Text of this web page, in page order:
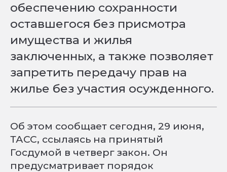
обеспечению сохранности
оставшегося без присмотра
имущества и жилья
заключенных, а также позволяет
запретить передачу прав на
жилье без участия осужденного.
Об этом сообщает сегодня, 29 июня,
ТАСС, ссылаясь на принятый
Госдумой в четверг закон. Он
предусматривает порядок